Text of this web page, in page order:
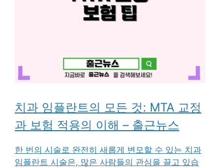
치과 임플란트의 모든 것: MTA 교정
과 보험 적용의 이해 – 출근뉴스
한 번의 시술로 완전히 새롭게 변모할 수 있는 치과
임플란트 시술은, 많은 사람들의 관심을 끌고 있습